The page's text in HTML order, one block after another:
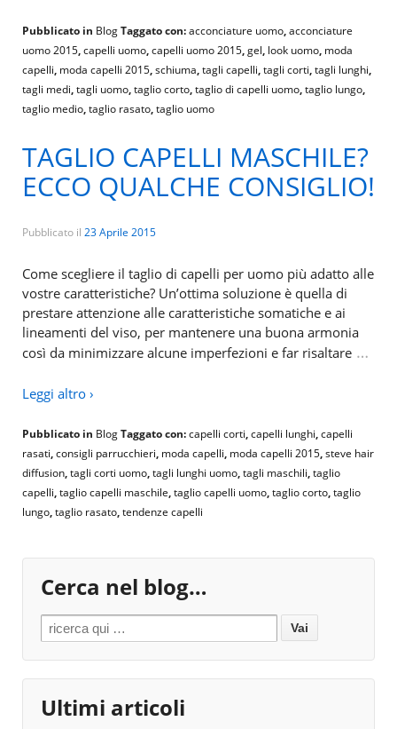
Pubblicato in BlogTaggato con:acconciature uomo,acconciature
uomo 2015,capelli uomo,capelli uomo 2015,gel, look uomo, moda
capelli, moda capelli 2015,schiuma,tagli capelli,tagli corti,tagli lunghi,
tagli medi,tagli uomo,taglio corto,taglio di capelli uomo,taglio lungo,
taglio medio,taglio rasato,taglio uomo
TAGLIO CAPELLI MASCHILE?
ECCO QUALCHE CONSIGLIO!
Pubblicato il 23 Aprile 2015
Come scegliere il taglio di capelli per uomo più adatto alle
vostre caratteristiche? Un’ottima soluzione è quella di
prestare attenzione alle caratteristiche somatiche e ai
lineamenti del viso, per mantenere una buona armonia
così da minimizzare alcune imperfezioni e far risaltare …
Leggi altro ›
Pubblicato in BlogTaggato con:capelli corti,capelli lunghi,capelli
rasati,consigli parrucchieri, moda capelli, moda capelli 2015,steve hair
diffusion,tagli corti uomo,tagli lunghi uomo,tagli maschili,taglio
capelli,taglio capelli maschile,taglio capelli uomo,taglio corto,taglio
lungo,taglio rasato,tendenze capelli
Cerca nel blog…
Search for:
Ultimi articoli